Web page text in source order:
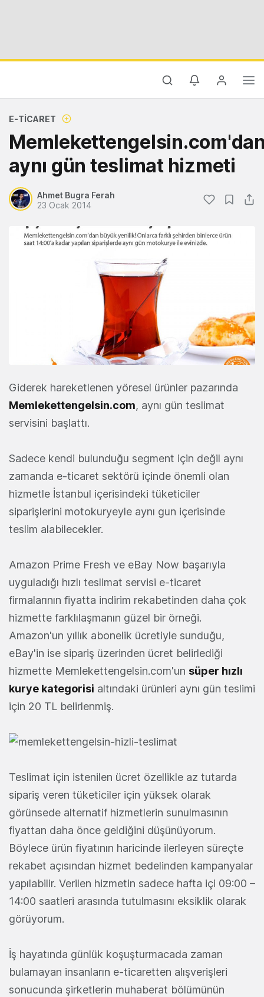
E-TICARET
aynı gün teslimat hizmeti
Ahmet Bugra Ferah
23 Ocak 2014
Giderek hareketlenen yöresel ürünler pazarında
Memlekettengelsin.com, aynı gün teslimat
servisini başlattı.
Sadece kendi bulunduğu segment için değil aynı
zamanda e-ticaret sektörü içinde önemli olan
hizmetle İstanbul içerisindeki tüketiciler
siparişlerini motokuryeyle aynı gun içerisinde
teslim alabilecekler.
Amazon Prime Fresh ve eBay Now başarıyla
uyguladığı hızlı teslimat servisi e-ticaret
firmalarının fiyatta indirim rekabetinden daha çok
hizmette farklılaşmanın güzel bir örneği.
Amazon'un yıllık abonelik ücretiyle sunduğu,
eBay'in ise sipariş üzerinden ücret belirlediği
hizmette Memlekettengelsin.com'un süper hızlı
kurye kategorisi altındaki ürünleri aynı gün teslimi
için 20 TL belirlenmiş.
Teslimat için istenilen ücret özellikle az tutarda
sipariş veren tüketiciler için yüksek olarak
görünsede alternatif hizmetlerin sunulmasının
fiyattan daha önce geldiğini düşünüyorum.
Böylece ürün fiyatının haricinde ilerleyen süreçte
rekabet açısından hizmet bedelinden kampanyalar
yapılabilir. Verilen hizmetin sadece hafta içi 09:00 –
14:00 saatleri arasında tutulmasını eksiklik olarak
görüyorum.
İş hayatında günlük koşuşturmacada zaman
bulamayan insanların e-ticaretten alışverişleri
sonucunda şirketlerin muhaberat bölümünün